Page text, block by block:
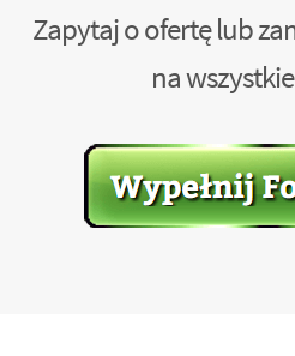
Zapytaj o ofertę lub
na